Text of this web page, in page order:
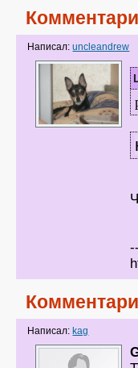
Написал:uncleandrew
Написал: kag